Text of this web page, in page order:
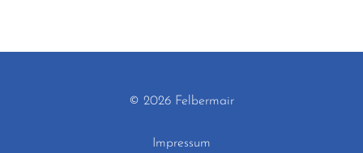
© 2026 Felbermair
Impressum